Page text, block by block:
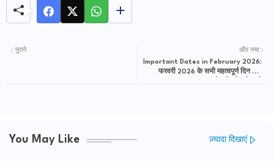
और नया
Important Dates in February 2026:
फरवरी 2026 के सभी महत्वपूर्ण दिन और
पुराने
You May Like ज़्यादा दिखाएं